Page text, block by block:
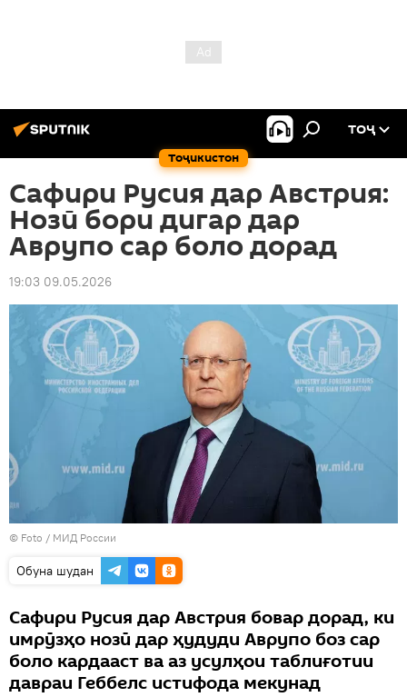
Тоҷикистон
ТОҶ
Сафири Русия дар Австрия:
Нозӣ бори дигар дар
Аврупо сар боло дорад
19:03 09.05.2026
© Foto / МИД России
Обуна шудан
Сафири Русия дар Австрия бовар дорад, ки
имрӯзҳо нозӣ дар ҳудуди Аврупо боз сар
боло кардааст ва аз усулҳои таблиғотии
давраи Геббелс истифода мекунад